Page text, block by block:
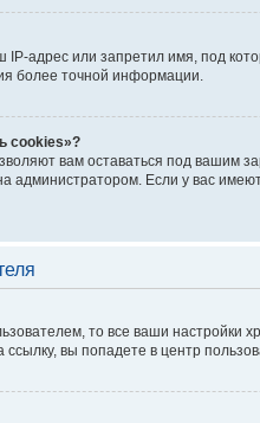
адрес или запретил имя, под
более точной информации.
cookies»?
вам оставаться под вашим
администратором. Если у вас
то все ваши
вы попадете в центр